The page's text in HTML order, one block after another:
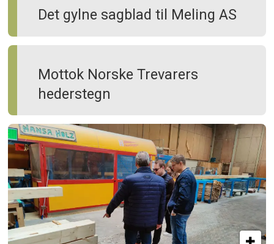
Det gylne sagblad til Meling AS
Mottok Norske Trevarers
hederstegn